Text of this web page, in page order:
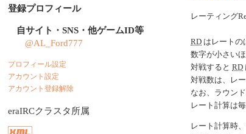
レーティング
RD はレートの
数字が小さい
対戦するとRD
対戦数は、レ
なお、ラウン
レート計算は
レート計算時
登録プロフィール
自サイト・SNS・他ゲームID等
@AL_Ford777
プロフィール設定
アカウント設定
アカウント登録解除
eraIRCクラスタ所属